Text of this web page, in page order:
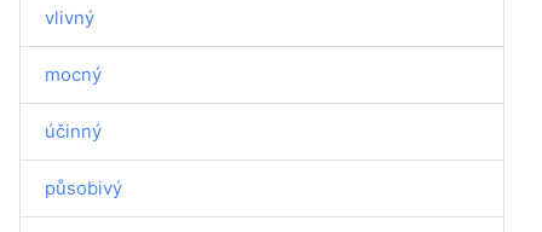
vlivný
mocný
účinný
působivý